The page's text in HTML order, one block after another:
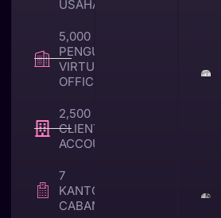
USAHA
5,000 +
PENGUNA
VIRTUAL
OFFICE
2,500 +
CLIENT TAX &
ACCOUNTING
7
KANTOR
CABANG